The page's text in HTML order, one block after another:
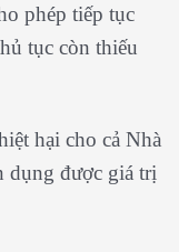
phép tiếp tục
tục còn thiếu
hại cho cả Nhà
dụng được giá trị